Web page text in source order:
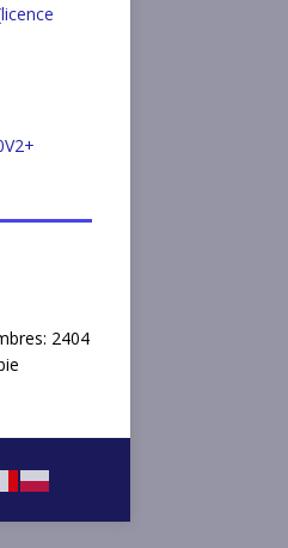
2404